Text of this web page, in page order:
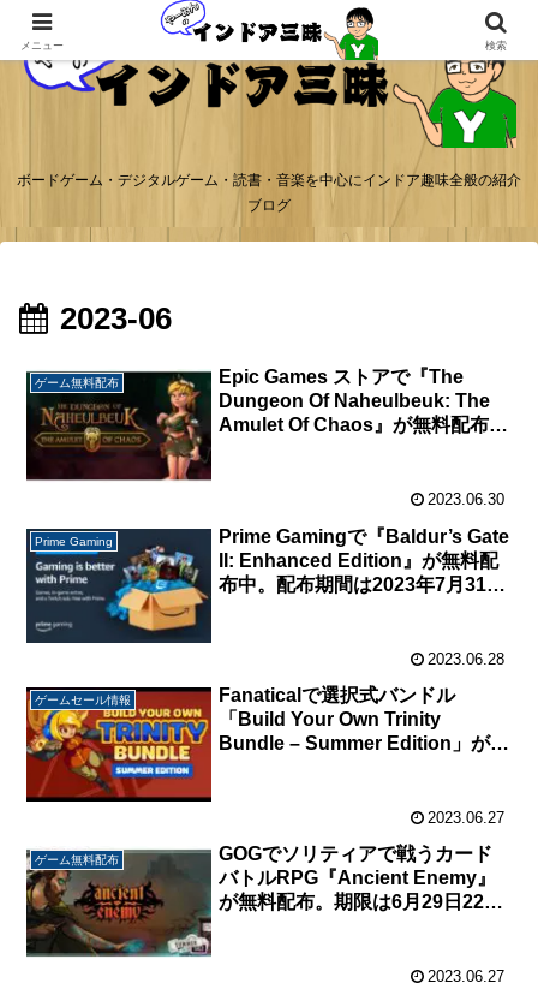
ボードゲーム・デジタルゲーム・読書・音楽を中心にインドア趣味全般の紹介
ブログ
2023-06
ゲーム無料配布
Epic Games ストアで『The
Dungeon Of Naheulbeuk: The
Amulet Of Chaos』が無料配布
2023.06.30
Prime Gaming
Prime Gamingで『Baldur’s Gate
II: Enhanced Edition』が無料配
布中。配布期間は2023年7月31日
2023.06.28
ゲームセール情報
Fanaticalで選択式バンドル
「Build Your Own Trinity
Bundle – Summer Edition」が販
2023.06.27
ゲーム無料配布
GOGでソリティアで戦うカード
バトルRPG『Ancient Enemy』
が無料配布。期限は6月29日22時
2023.06.27
メニュー 検索